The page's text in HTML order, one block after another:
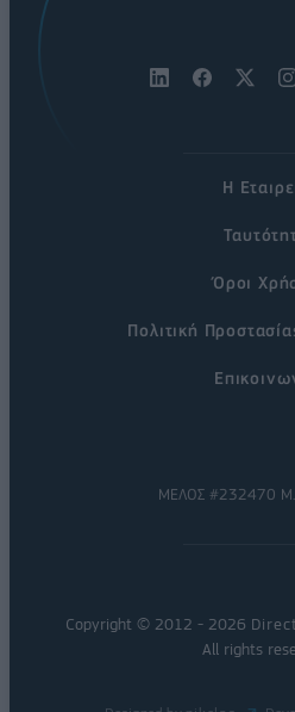
Η
Όροι
Πολιτική
ΜΕΛΟΣ #232470
Copyright © 2012 - 2026
All rights